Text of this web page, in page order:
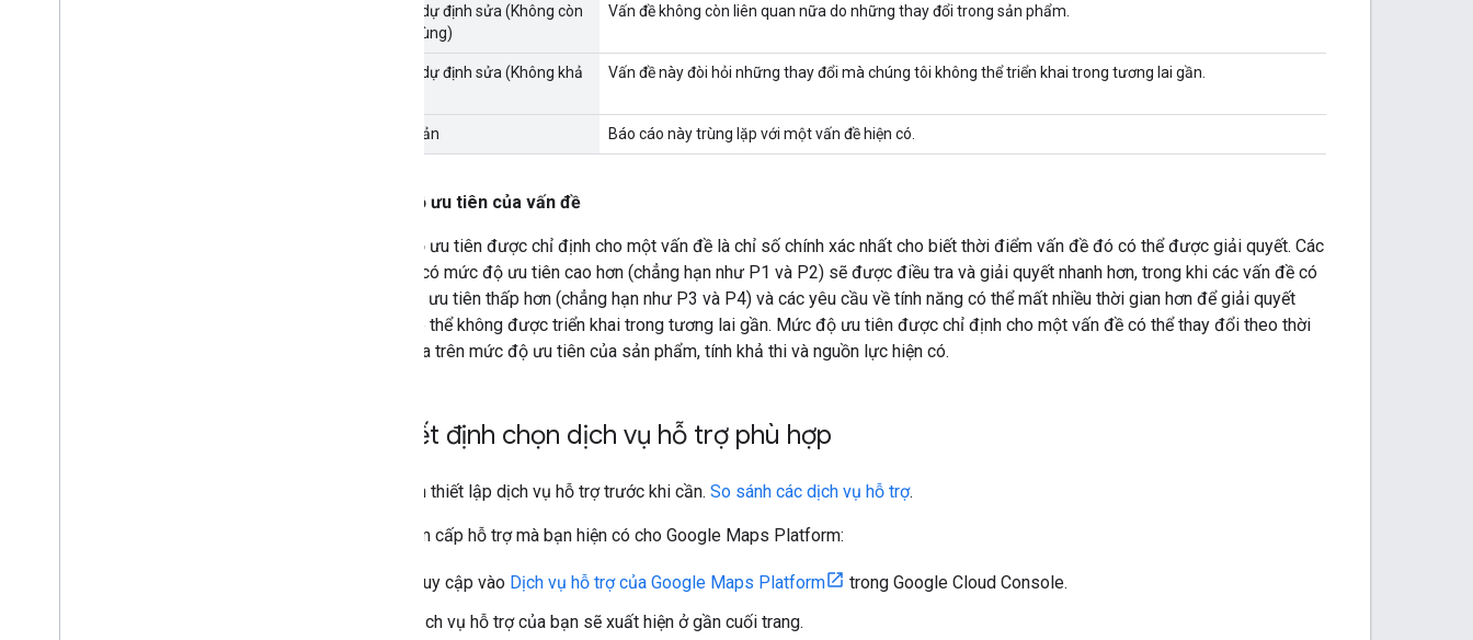
Không dự định sửa (Không còn
được dùng)
Vấn đề không còn liên quan nữa do những thay đổi trong sản phẩm.
Không dự định sửa (Không khả
Vấn đề này đòi hỏi những thay đổi mà chúng tôi không thể triển khai trong tương lai gần.
Nhân bản Báo cáo này trùng lặp với một vấn đề hiện có.
Mức độ ưu tiên của vấn đề
Mức độ ưu tiên được chỉ định cho một vấn đề là chỉ số chính xác nhất cho biết thời điểm vấn đề đó có thể được giải quyết. Các
vấn đề có mức độ ưu tiên cao hơn (chẳng hạn như P1 và P2) sẽ được điều tra và giải quyết nhanh hơn, trong khi các vấn đề có
mức độ ưu tiên thấp hơn (chẳng hạn như P3 và P4) và các yêu cầu về tính năng có thể mất nhiều thời gian hơn để giải quyết
hoặc có thể không được triển khai trong tương lai gần. Mức độ ưu tiên được chỉ định cho một vấn đề có thể thay đổi theo thời
gian dựa trên mức độ ưu tiên của sản phẩm, tính khả thi và nguồn lực hiện có.
Quyết định chọn dịch vụ hỗ trợ phù hợp
Bạn nên thiết lập dịch vụ hỗ trợ trước khi cần. So sánh các dịch vụ hỗ trợ.
Cách tìm cấp hỗ trợ mà bạn hiện có cho Google Maps Platform:
Truy cập vào Dịch vụ hỗ trợ của Google Maps Platform
trong Google Cloud Console.
Dịch vụ hỗ trợ của bạn sẽ xuất hiện ở gần cuối trang.